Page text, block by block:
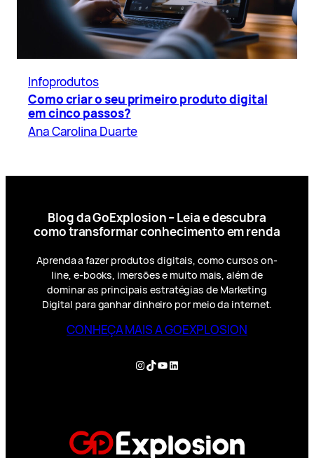
Infoprodutos
Como criar o seu primeiro produto digital
em cinco passos?
Ana Carolina Duarte
Blog da GoExplosion – Leia e descubra
como transformar conhecimento em renda
Aprenda a fazer produtos digitais, como cursos on-
line, e-books, imersões e muito mais, além de
dominar as principais estratégias de Marketing
Digital para ganhar dinheiro por meio da internet.
CONHEÇA MAIS A GOEXPLOSION
Instagram
TikTok
YouTube
LinkedIn